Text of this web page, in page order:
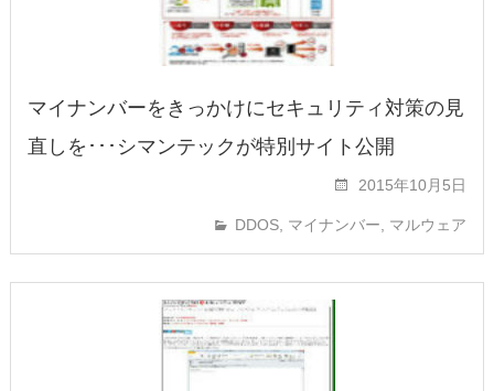
マイナンバーをきっかけにセキュリティ対策の見
直しを･･･シマンテックが特別サイト公開
2015年10月5日
DDOS マイナンバー マルウェア